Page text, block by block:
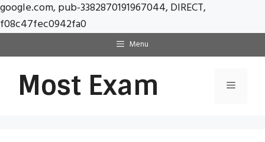
google.com, pub-3382870191967044, DIRECT,
f08c47fec0942fa0Skip
content
Menu
Most Exam Menu